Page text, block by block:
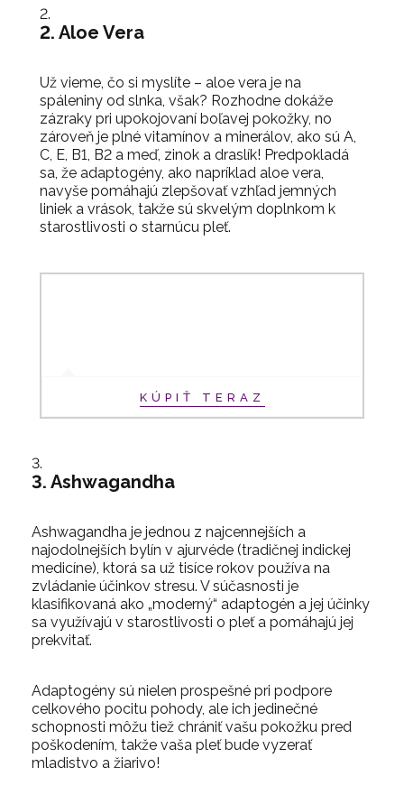
2. Aloe Vera
Už vieme, čo si myslíte – aloe vera je na
spáleniny od slnka, však? Rozhodne dokáže
zázraky pri upokojovaní boľavej pokožky, no
zároveň je plné vitamínov a minerálov, ako sú A,
C, E, B1, B2 a meď, zinok a draslík! Predpokladá
sa, že adaptogény, ako napríklad aloe vera,
navyše pomáhajú zlepšovať vzhľad jemných
liniek a vrások, takže sú skvelým doplnkom k
starostlivosti o starnúcu pleť.
KÚPIŤ TERAZ
3. Ashwagandha
Ashwagandha je jednou z najcennejších a
najodolnejších bylín v ajurvéde (tradičnej indickej
medicíne), ktorá sa už tisíce rokov používa na
zvládanie účinkov stresu. V súčasnosti je
klasifikovaná ako „moderný“ adaptogén a jej účinky
sa využívajú v starostlivosti o pleť a pomáhajú jej
prekvitať.
Adaptogény sú nielen prospešné pri podpore
celkového pocitu pohody, ale ich jedinečné
schopnosti môžu tiež chrániť vašu pokožku pred
poškodením, takže vaša pleť bude vyzerať
mladistvo a žiarivo!